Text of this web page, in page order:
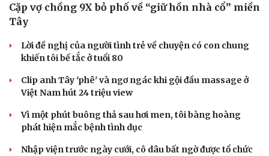
Cặp vợ chồng 9X bỏ phố về “giữ hồn nhà cổ” miền
Tây
Lời đề nghị của người tình trẻ về chuyện có con chung
khiến tôi bế tắc ở tuổi 80
Clip anh Tây 'phê' và ngơ ngác khi gội đầu massage ở
Việt Nam hút 24 triệu view
Vì một phút buông thả sau hơi men, tôi bàng hoàng
phát hiện mắc bệnh tình dục
Nhập viện trước ngày cưới, cô dâu bất ngờ được tổ chức